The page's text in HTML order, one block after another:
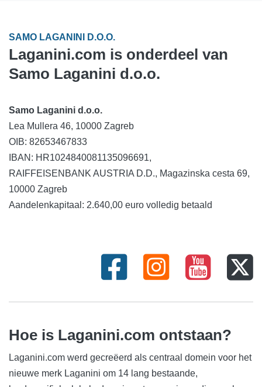
SAMO LAGANINI D.O.O.
Laganini.com is onderdeel van
Samo Laganini d.o.o.
Samo Laganini d.o.o.
Lea Mullera 46, 10000 Zagreb
OIB: 82653467833
IBAN: HR1024840081135096691,
RAIFFEISENBANK AUSTRIA D.D., Magazinska cesta 69,
10000 Zagreb
Aandelenkapitaal: 2.640,00 euro volledig betaald
Hoe is Laganini.com ontstaan?
Laganini.com werd gecreëerd als centraal domein voor het
nieuwe merk Laganini om 14 lang bestaande,